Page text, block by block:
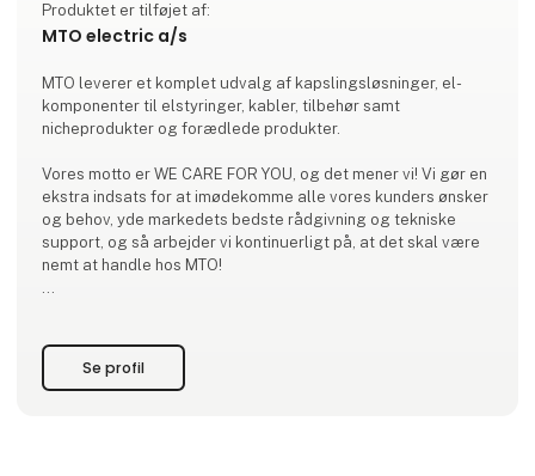
Produktet er tilføjet af:
MTO electric a/s
MTO leverer et komplet udvalg af kapslingsløsninger, el-
komponenter til elstyringer, kabler, tilbehør samt
nicheprodukter og forædlede produkter.
Vores motto er WE CARE FOR YOU, og det mener vi! Vi gør en
ekstra indsats for at imødekomme alle vores kunders ønsker
og behov, yde markedets bedste rådgivning og tekniske
support, og så arbejder vi kontinuerligt på, at det skal være
nemt at handle hos MTO!
bokse, kabler samt tilbehør til disse. Du kan dermed samle
mange køb et sted og skære ned på antallet af
Se profil